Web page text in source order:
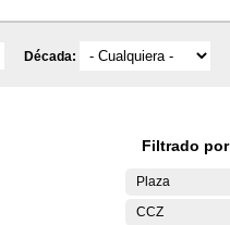
Década:
Filtrado por
Plaza
CCZ